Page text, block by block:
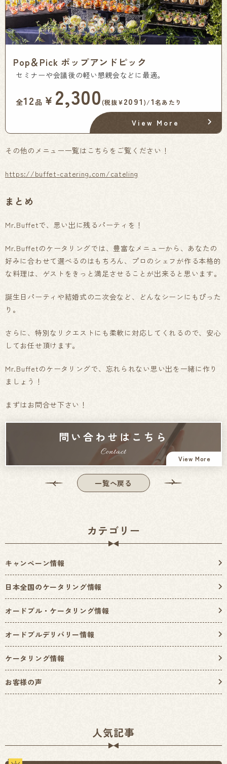
Pop＆Pick ポップアンドピック
セミナーや会議後の軽い懇親会などに最適。
全12 品 ￥ 2,300(税抜¥2091 )/1名あたり
View More
その他のメニュー一覧はこちらをご覧ください！
https://buffet-catering.com/cateling
まとめ
Mr.Buffetで、思い出に残るパーティを！
Mr.Buffetのケータリングでは、豊富なメニューから、あなたの
好みに合わせて選べるのはもちろん、プロのシェフが作る本格的
な料理は、ゲストをきっと満足させることが出来ると思います。
誕生日パーティや結婚式の二次会など、どんなシーンにもぴった
り。
さらに、特別なリクエストにも柔軟に対応してくれるので、安心
してお任せ頂けます。
Mr.Buffetのケータリングで、忘れられない思い出を一緒に作り
ましょう！
まずはお問合せ下さい！
問い合わせはこちら
Contact
View More
一覧へ戻る
カテゴリー
キャンペーン情報
日本全国のケータリング情報
オードブル・ケータリング情報
オードブルデリバリー情報
ケータリング情報
お客様の声
人気記事